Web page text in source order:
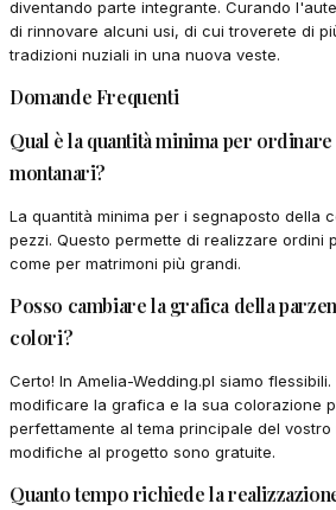
diventando parte integrante. Curando
di rinnovare alcuni usi, di cui troverete di
tradizioni nuziali in una nuova veste.
Domande Frequenti
Qual è la quantità minima per
montanari?
La quantità minima per i segnaposto della
pezzi. Questo permette di realizzare ordini
come per matrimoni più grandi.
Posso cambiare la grafica della
colori?
Certo! In Amelia-Wedding.pl siamo
modificare la grafica e la sua colorazione
perfettamente al tema principale del vostro
modifiche al progetto sono gratuite.
Quanto tempo richiede la